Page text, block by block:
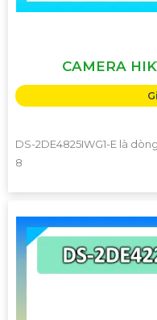
CAMERA
DS-2DE4825IWG1-E là
8